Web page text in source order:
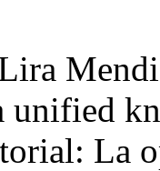
La